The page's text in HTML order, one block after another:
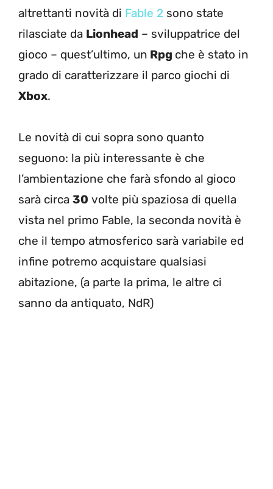
altrettanti novità di Fable 2 sono state
rilasciate da Lionhead – sviluppatrice del
gioco – quest’ultimo, un Rpg che è stato in
grado di caratterizzare il parco giochi di
Xbox.
Le novità di cui sopra sono quanto
seguono: la più interessante è che
l’ambientazione che farà sfondo al gioco
sarà circa 30 volte più spaziosa di quella
vista nel primo Fable, la seconda novità è
che il tempo atmosferico sarà variabile ed
infine potremo acquistare qualsiasi
abitazione, (a parte la prima, le altre ci
sanno da antiquato, NdR)